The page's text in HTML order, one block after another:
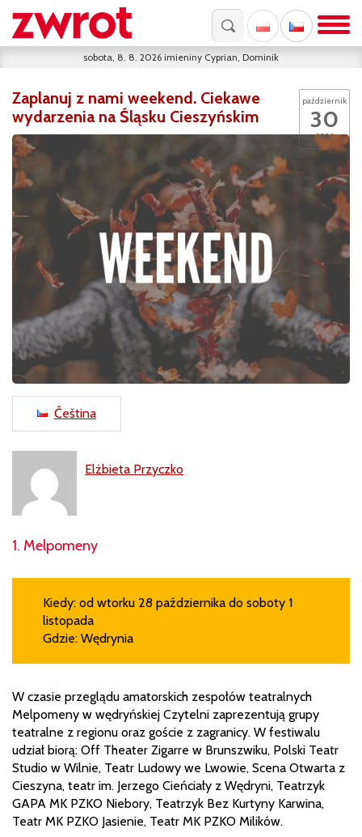
sobota, 8. 8. 2026 imieniny Cyprian, Dominik
październik
30
2025
Zaplanuj z nami weekend. Ciekawe
wydarzenia na Śląsku Cieszyńskim
Čeština
Elżbieta Przyczko
1. Melpomeny
Kiedy: od wtorku 28 października do soboty 1
listopada
Gdzie: Wędrynia
W czasie przeglądu amatorskich zespołów teatralnych
Melpomeny w wędryńskiej Czytelni zaprezentują grupy
teatralne z regionu oraz goście z zagranicy. W festiwalu
udział biorą: Off Theater Zigarre w Brunszwiku, Polski Teatr
Studio w Wilnie, Teatr Ludowy we Lwowie, Scena Otwarta z
Cieszyna, teatr im. Jerzego Cieńciały z Wędryni, Teatrzyk
GAPA MK PZKO Niebory, Teatrzyk Bez Kurtyny Karwina,
Teatr MK PZKO Jasienie, Teatr MK PZKO Milików.